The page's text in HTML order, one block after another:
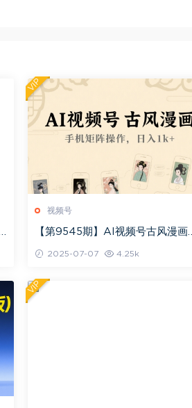
视频号
【第9545期】AI视频号古风漫画
2025-07-07 4.25k
VIP
VIP